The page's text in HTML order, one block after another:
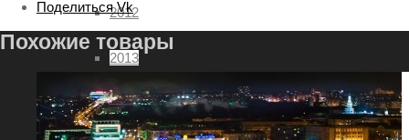
2012
2013
2014
Поделиться Vk
Похожие товары